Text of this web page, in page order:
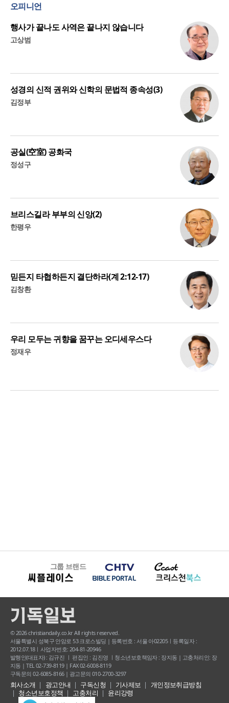
오피니언
행사가 끝나도 사역은 끝나지 않습니다
고상범
성경의 신적 권위와 신학의 문법적 종속성(3)
김정부
공실(空室) 공화국
정성구
브리스길라 부부의 신앙(2)
한평우
믿든지 타협하든지 결단하라(계 2:12-17)
김창환
우리 모두는 귀향을 꿈꾸는 오디세우스다
정재우
그룹 브랜드
© 2026 christiandaily.co.kr All rights reserved.
서울특별시 성북구 안암로 53 크로스빌딩 | 등록번호 : 서울 아02205ㅣ등록일자 :
2012.07.18ㅣ사업자번호: 204-81-20946
발행인(대표자) : 김규진 ㅣ 편집인 : 김진영 ㅣ청소년보호책임자 : 장지동 | 고충처리인: 장
지동 | TEL 02-739-8119 | FAX 02-6008-8119
구독문의 02-6085-8166 | 광고문의 010-2700-3297
회사소개 광고안내 구독신청 기사제보
개인정보취급방침
청소년보호정책
고충처리
윤리강령